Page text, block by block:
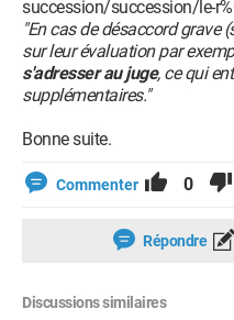
succession/succession/le-
"En cas de désaccord grave
sur leur évaluation par
s'adresser au juge, ce qui
supplémentaires."
Bonne suite.
Commenter 0
Répondre
Discussions similaires